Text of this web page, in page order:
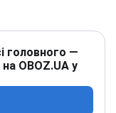
головного —
OBOZ.UA у